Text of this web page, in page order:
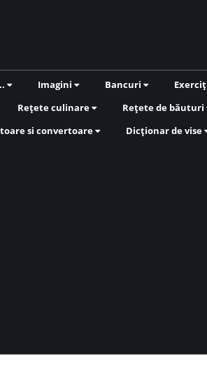
Imagini Bancuri
Rețete culinare
Rețete de băuturi
si convertoare
Dicționar de vise